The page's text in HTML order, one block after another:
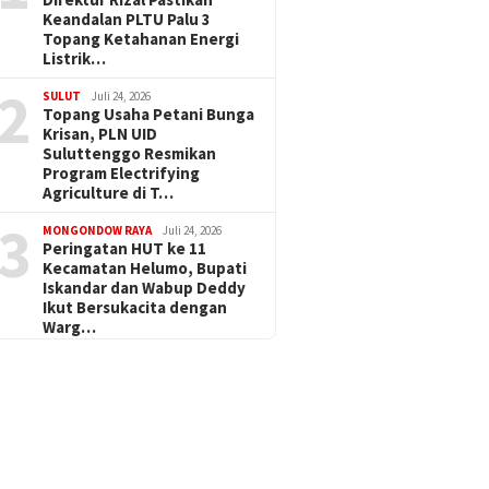
Keandalan PLTU Palu 3
Topang Ketahanan Energi
Listrik…
SULUT Juli 24, 2026
Topang Usaha Petani Bunga
Krisan, PLN UID
Suluttenggo Resmikan
Program Electrifying
Agriculture di T…
MONGONDOW RAYA Juli 24, 2026
Peringatan HUT ke 11
Kecamatan Helumo, Bupati
Iskandar dan Wabup Deddy
Ikut Bersukacita dengan
Warg…